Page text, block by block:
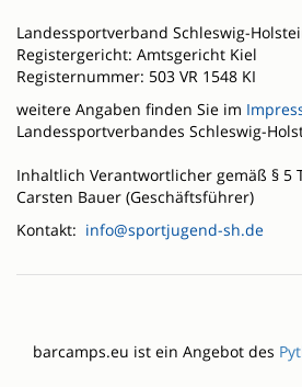
Landessportverband Schleswig-
Registergericht: Amtsgericht Kiel
Registernummer: 503 VR 1548 KI
weitere Angaben finden Sie im
Landessportverbandes Schleswig-
Inhaltlich Verantwortlicher gemäß § 5
Carsten Bauer (Geschäftsführer)
Kontakt: info@sportjugend-sh.de
barcamps.eu ist ein Angebot des